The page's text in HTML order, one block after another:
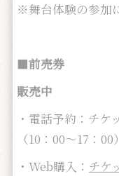
※舞台体験の参加
■前売券
販売中
・電話予約：チ
（10：00～17：00）
・Web購入： チケ